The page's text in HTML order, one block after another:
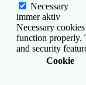
Necessary
immer aktiv
Necessary
function properly.
and security
Cookie